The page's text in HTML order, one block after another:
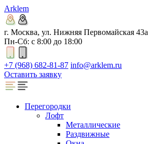
Arklem
г. Москва, ул. Нижняя Первомайская 43а
Пн-Сб: с 8:00 до 18:00
+7 (968) 682-81-87 info@arklem.ru
Оставить заявку
Перегородки
Лофт
Металлические
Раздвижные